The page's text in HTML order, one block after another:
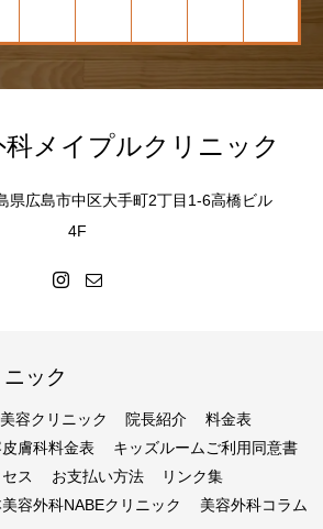
科メイプルクリニック
広島市中区大手町2丁目1-6高橋ビル
4F
ック
容クリニック 院長紹介
料金表
膚科料金表
キッズルームご利用同意書
ス お支払い方法
リンク集
容外科NABEクリニック 美容外科コラム